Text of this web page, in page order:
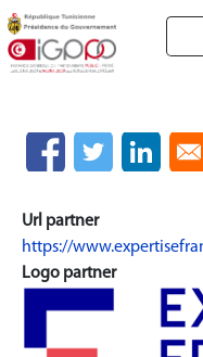
Skip to main content
Accueil Expertise france
Url partner
https://
Logo partner